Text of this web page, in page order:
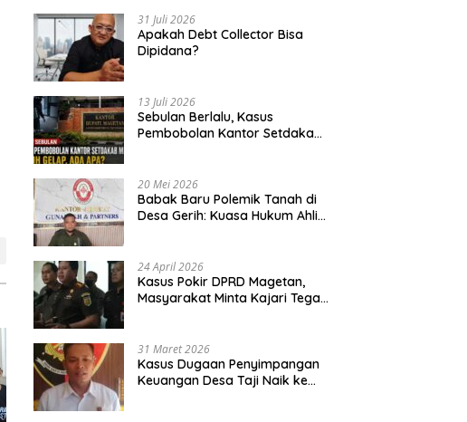
31 Juli 2026
Apakah Debt Collector Bisa
Dipidana?
13 Juli 2026
Sebulan Berlalu, Kasus
Pembobolan Kantor Setdakab
20 Mei 2026
Babak Baru Polemik Tanah di
Desa Gerih: Kuasa Hukum Ahli
24 April 2026
Kasus Pokir DPRD Magetan,
Masyarakat Minta Kajari Tegak
31 Maret 2026
Kasus Dugaan Penyimpangan
Keuangan Desa Taji Naik ke